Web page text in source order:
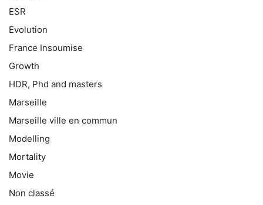
ESR
Evolution
France Insoumise
Growth
HDR, Phd and masters
Marseille
Marseille ville en commun
Modelling
Mortality
Movie
Non classé